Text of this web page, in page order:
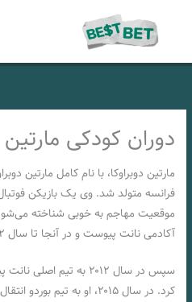
دوران کودکی مارتین
فرانسه متولد شد. وی یک بازیکن
آکادمی نانت پیوست و در آنجا تا سال ۲۰۱۲ آموزش دید.
کرد. در سال ۲۰۱۵، او به تیم